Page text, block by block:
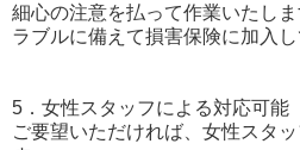
細心の注意を払って作業いたし
ラブルに備えて損害保険に加入し
5．女性スタッフによる対応可能
ご要望いただければ、女性スタ